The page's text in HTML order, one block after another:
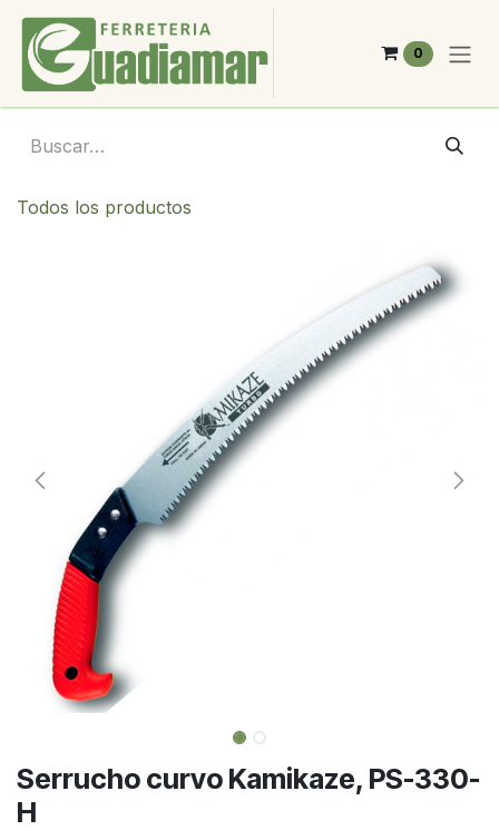
Ir al contenido
0
Todos los productos
Serrucho curvo Kamikaze, PS-330-
H